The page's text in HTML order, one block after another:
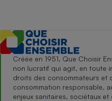
Créée en 1951, Que Choisir
non lucratif qui agit, en toute
droits des consommateurs et
consommation responsable,
enjeux sanitaires, sociétaux et